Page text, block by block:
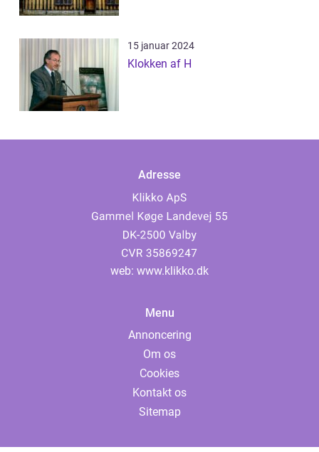
15 januar 2024
Klokken af H
Adresse
web: www.klikko.dk
Menu
Annoncering
Om os
Cookies
Kontakt os
Sitemap